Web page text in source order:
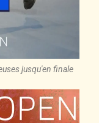
jusqu'en finale